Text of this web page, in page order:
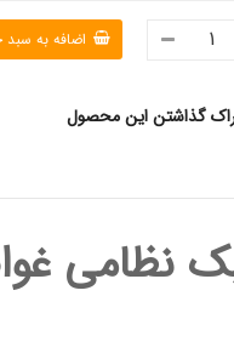
گذاشتن این محصول
نظامی